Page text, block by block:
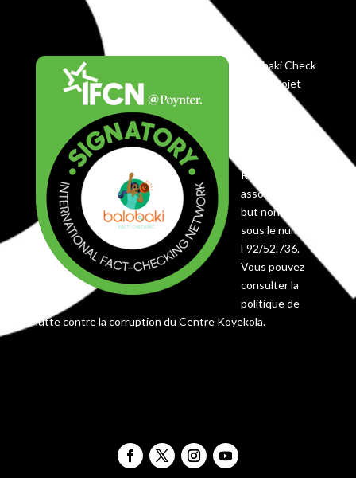
Balobaki Check
est le projet
éditorial du
RDC comme
association à
but non lucratif
sous le numéro
F92/52.736.
Vous pouvez
consulter la
politique de
lutte contre la corruption du Centre Koyekola.